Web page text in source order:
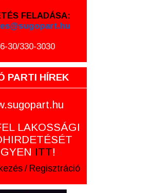
FELADÁSA:
30/330-3030
PARTI HÍREK
LAKOSSÁGI
ITT!
/ Regisztráció